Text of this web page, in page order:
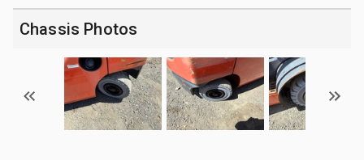
Chassis Photos